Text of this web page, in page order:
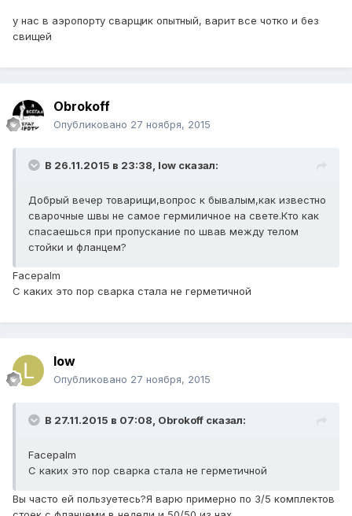
у нас в аэропорту сварщик опытный, варит все чотко и без
свищей
Obrokoff
Опубликовано 27 ноября, 2015
В 26.11.2015 в 23:38, low сказал:
Добрый вечер товарищи,вопрос к бывалым,как известно
сварочные швы не самое гермиличное на свете.Кто как
спасаешься при пропускание по швав между телом
стойки и фланцем?
Facepalm
С каких это пор сварка стала не герметичной
low
Опубликовано 27 ноября, 2015
В 27.11.2015 в 07:08, Obrokoff сказал:
Facepalm
С каких это пор сварка стала не герметичной
Вы часто ей пользуетесь?Я варю примерно по 3/5 комплектов